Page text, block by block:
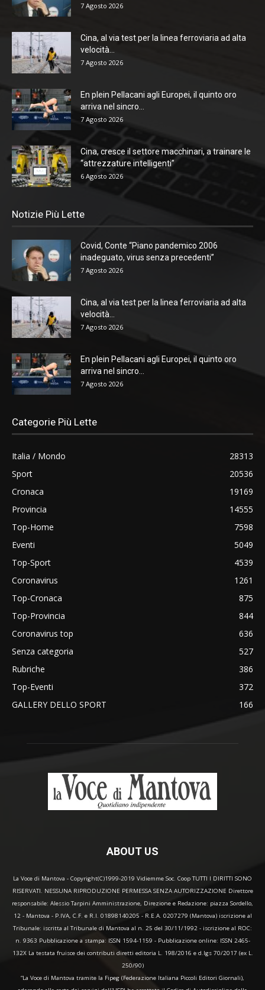
7 Agosto 2026
Cina, al via test per la linea ferroviaria ad alta
velocità...
7 Agosto 2026
En plein Pellacani agli Europei, il quinto oro
arriva nel sincro...
7 Agosto 2026
Cina, cresce il settore macchinari, a trainare le
“attrezzature intelligenti”
6 Agosto 2026
Notizie Più Lette
Covid, Conte “Piano pandemico 2006
inadeguato, virus senza precedenti”
7 Agosto 2026
Cina, al via test per la linea ferroviaria ad alta
velocità...
7 Agosto 2026
En plein Pellacani agli Europei, il quinto oro
arriva nel sincro...
7 Agosto 2026
Categorie Più Lette
Italia / Mondo
28313
Sport
20536
Cronaca
19169
Provincia
14555
Top-Home
7598
Eventi
5049
Top-Sport
4539
Coronavirus
1261
Top-Cronaca
875
Top-Provincia
844
Coronavirus top
636
Senza categoria
527
Rubriche
386
Top-Eventi
372
GALLERY DELLO SPORT
166
ABOUT US
La Voce di Mantova - Copyright(C)1999-2019 Vidiemme Soc. Coop TUTTI I DIRITTI SONO
RISERVATI. NESSUNA RIPRODUZIONE PERMESSA SENZA AUTORIZZAZIONE Direttore
responsabile: Alessio Tarpini Amministrazione, Direzione e Redazione: piazza Sordello,
12 - Mantova - P.IVA, C.F. e R.I. 01898140205 - R.E.A. 0207279 (Mantova) iscrizione al
Tribunale: iscritta al Tribunale di Mantova al n. 25 del 30/11/1992 - iscrizione al ROC:
n. 9363 Pubblicazione a stampa: ISSN 1594-1159 - Pubblicazione online: ISSN 2465-
132X La testata fruisce dei contributi diretti editoria L. 198/2016 e d.lgs 70/2017 (ex L.
250/90)
“La Voce di Mantova tramite la Fipeg (Federazione Italiana Piccoli Editori Giornali),